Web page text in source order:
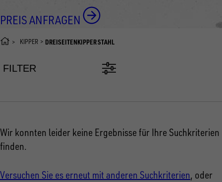
PREIS ANFRAGEN
KIPPER DREISEITENKIPPER STAHL
FILTER
Wir konnten leider keine Ergebnisse für Ihre Suchkriterien
finden.
Versuchen Sie es erneut mit anderen Suchkriterien, oder